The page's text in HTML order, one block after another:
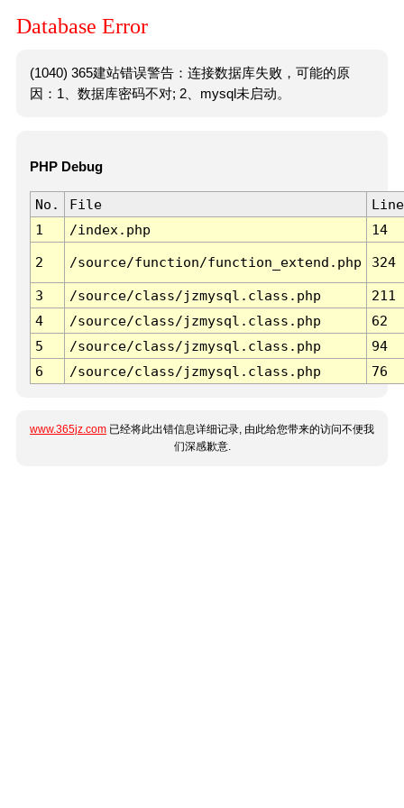
Database Error
(1040) 365建站错误警告：连接数据库失败，可能的原
因：1、数据库密码不对; 2、mysql未启动。
PHP Debug
No. File
Line
1
/index.php 14
2 /source/function/function_extend.php 324
3 /source/class/jzmysql.class.php
211
4
/source/class/jzmysql.class.php
62
5
/source/class/jzmysql.class.php
94
6
/source/class/jzmysql.class.php 76
www.365jz.com 已经将此出错信息详细记录, 由此给您带来的访问不便我
们深感歉意.